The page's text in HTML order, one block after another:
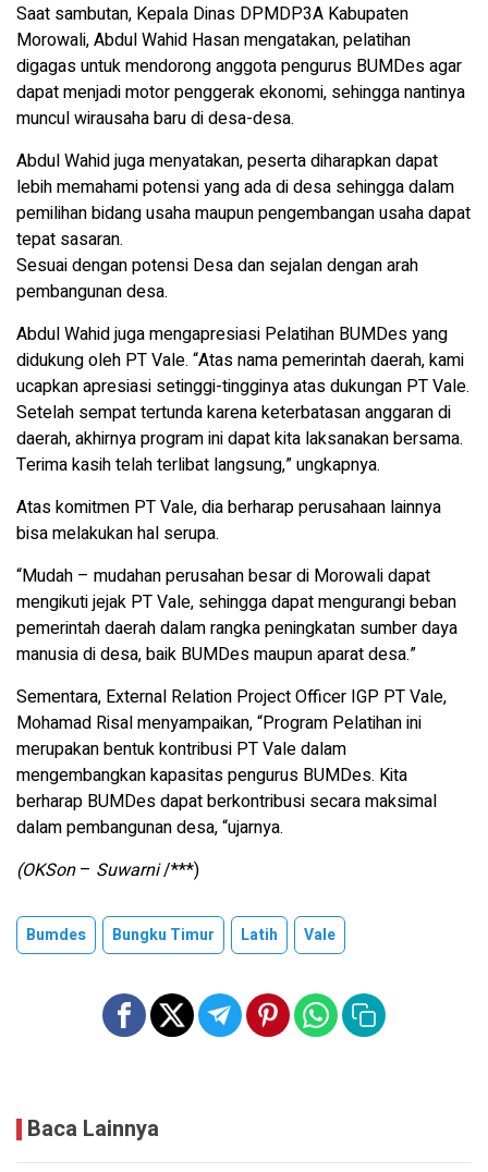
Saat sambutan, Kepala Dinas DPMDP3A Kabupaten
Morowali, Abdul Wahid Hasan mengatakan, pelatihan
digagas untuk mendorong anggota pengurus BUMDes agar
dapat menjadi motor penggerak ekonomi, sehingga nantinya
muncul wirausaha baru di desa-desa.
Abdul Wahid juga menyatakan, peserta diharapkan dapat
lebih memahami potensi yang ada di desa sehingga dalam
pemilihan bidang usaha maupun pengembangan usaha dapat
tepat sasaran.
Sesuai dengan potensi Desa dan sejalan dengan arah
pembangunan desa.
Abdul Wahid juga mengapresiasi Pelatihan BUMDes yang
didukung oleh PT Vale. “Atas nama pemerintah daerah, kami
ucapkan apresiasi setinggi-tingginya atas dukungan PT Vale.
Setelah sempat tertunda karena keterbatasan anggaran di
daerah, akhirnya program ini dapat kita laksanakan bersama.
Terima kasih telah terlibat langsung,” ungkapnya.
Atas komitmen PT Vale, dia berharap perusahaan lainnya
bisa melakukan hal serupa.
“Mudah – mudahan perusahan besar di Morowali dapat
mengikuti jejak PT Vale, sehingga dapat mengurangi beban
pemerintah daerah dalam rangka peningkatan sumber daya
manusia di desa, baik BUMDes maupun aparat desa.”
Sementara, External Relation Project Officer IGP PT Vale,
Mohamad Risal menyampaikan, “Program Pelatihan ini
merupakan bentuk kontribusi PT Vale dalam
mengembangkan kapasitas pengurus BUMDes. Kita
berharap BUMDes dapat berkontribusi secara maksimal
dalam pembangunan desa, “ujarnya.
(OKSon– Suwarni/***)
Bumdes Bungku Timur Latih Vale
Baca Lainnya